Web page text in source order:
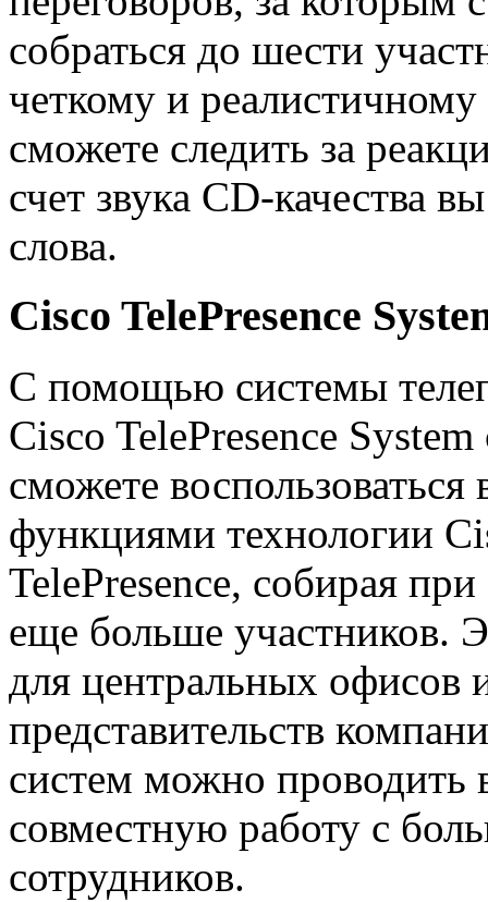
собраться до шести
четкому и
сможете следить за
счет звука CD-качества
слова.
Cisco TelePresence
С помощью системы
Cisco TelePresence
сможете воспользоваться
функциями технологии
TelePresence, собирая
еще больше участников.
для центральных офисов
представительств
систем можно проводить
совместную работу с
сотрудников.